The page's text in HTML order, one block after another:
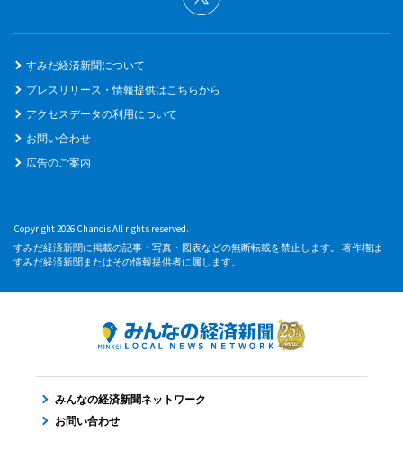
すみだ経済新聞について
プレスリリース・情報提供はこちらから
アクセスデータの利用について
お問い合わせ
広告のご案内
Copyright 2026 Chanois All rights reserved.
すみだ経済新聞に掲載の記事・写真・図表などの無断転載を禁止します。 著作権は
すみだ経済新聞またはその情報提供者に属します。
みんなの経済新聞ネットワーク
お問い合わせ